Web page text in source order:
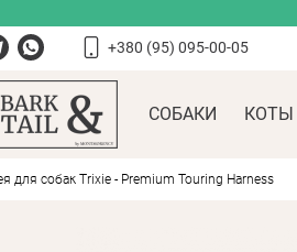
+380 (95) 095-00-05
СОБАКИ КОТЫ
для собак Trixie - Premium Touring Harness